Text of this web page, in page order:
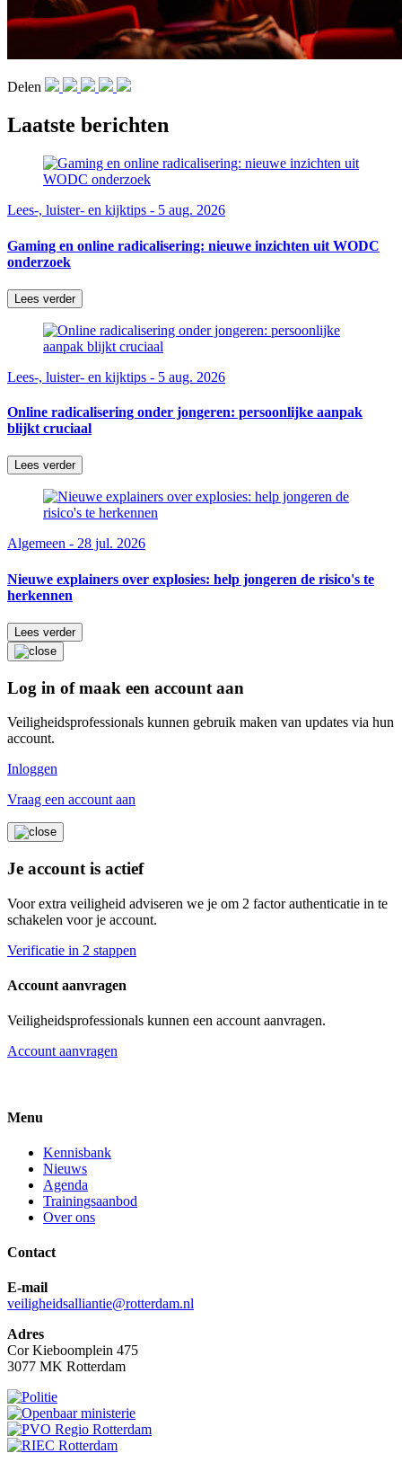
Delen
Laatste berichten
Lees-, luister- en kijktips - 5 aug. 2026
Gaming en online radicalisering: nieuwe inzichten uit WODC
onderzoek
Lees verder
Lees-, luister- en kijktips - 5 aug. 2026
Online radicalisering onder jongeren: persoonlijke aanpak
blijkt cruciaal
Lees verder
Algemeen - 28 jul. 2026
Nieuwe explainers over explosies: help jongeren de risico's te
herkennen
Lees verder
Log in of maak een account aan
Veiligheidsprofessionals kunnen gebruik maken van updates via hun
account.
Inloggen
Vraag een account aan
Je account is actief
Voor extra veiligheid adviseren we je om 2 factor authenticatie in te
schakelen voor je account.
Verificatie in 2 stappen
Account aanvragen
Veiligheidsprofessionals kunnen een account aanvragen.
Account aanvragen
Menu
Kennisbank
Nieuws
Agenda
Trainingsaanbod
Over ons
Contact
E-mail
veiligheidsalliantie@rotterdam.nl
Adres
Cor Kieboomplein 475
3077 MK Rotterdam